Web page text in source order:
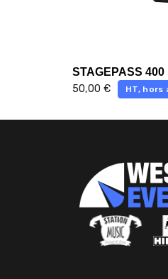
STAGEPASS 400
50,00 € HT, hors